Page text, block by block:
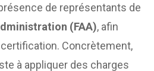
de représentants de
(FAA), afin
certification. Concrètement,
à appliquer des charges